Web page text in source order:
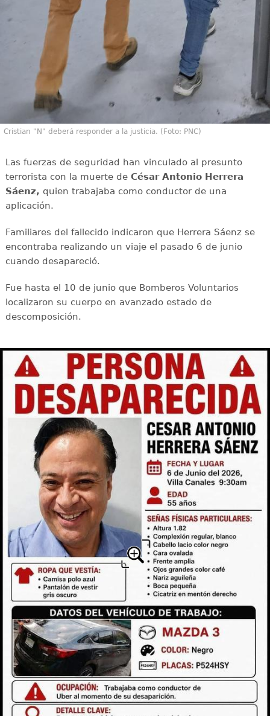
Cristian "N" deberá responder a la justicia. (Foto: PNC)
Las fuerzas de seguridad han vinculado al presunto
terrorista con la muerte de César Antonio Herrera
Sáenz, quien trabajaba como conductor de una
aplicación.
Familiares del fallecido indicaron que Herrera Sáenz se
encontraba realizando un viaje el pasado 6 de junio
cuando desapareció.
Fue hasta el 10 de junio que Bomberos Voluntarios
localizaron su cuerpo en avanzado estado de
descomposición.